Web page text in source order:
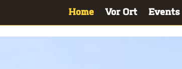
Home Vor Ort Events